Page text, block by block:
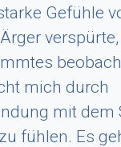
Gefühle
mich durch
mit dem
fühlen. Es